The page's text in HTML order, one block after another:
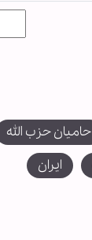
حامیان حزب الله
ایران